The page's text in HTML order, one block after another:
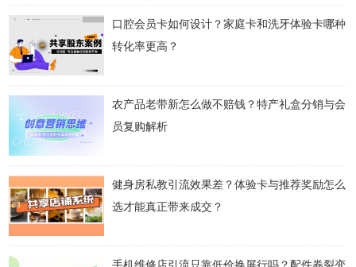
口腔会员卡如何设计？家庭卡和洗牙体验卡哪种
转化率更高？
农产品老带新怎么做不赔钱？特产礼盒分销与会
员复购解析
健身房私教引流效果差？体验卡与推荐奖励怎么
选才能真正带来成交？